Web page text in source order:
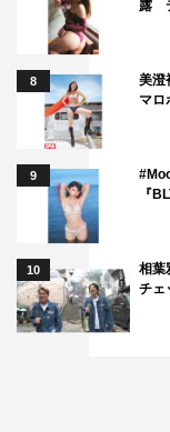
露
8
美澄
マ
9
『
10
相葉
チ